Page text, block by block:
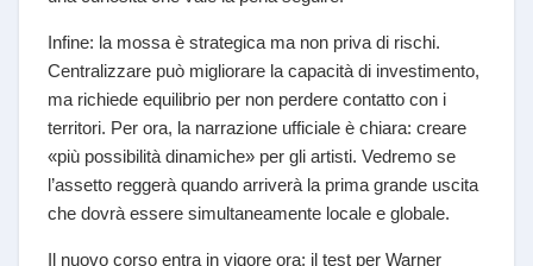
Infine: la mossa è strategica ma non priva di rischi.
Centralizzare può migliorare la capacità di investimento,
ma richiede equilibrio per non perdere contatto con i
territori. Per ora, la narrazione ufficiale è chiara: creare
«più possibilità dinamiche» per gli artisti. Vedremo se
l’assetto reggerà quando arriverà la prima grande uscita
che dovrà essere simultaneamente locale e globale.
Il nuovo corso entra in vigore ora; il test per Warner